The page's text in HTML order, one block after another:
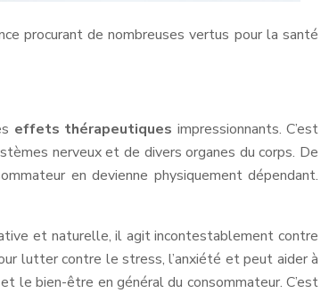
procurant de nombreuses vertus pour la santé
effets thérapeutiques impressionnants. C’est
nerveux et de divers organes du corps. De
en devienne physiquement dépendant.
et naturelle, il agit incontestablement contre
lutter contre le stress, l’anxiété et peut aider à
le bien-être en général du consommateur. C’est